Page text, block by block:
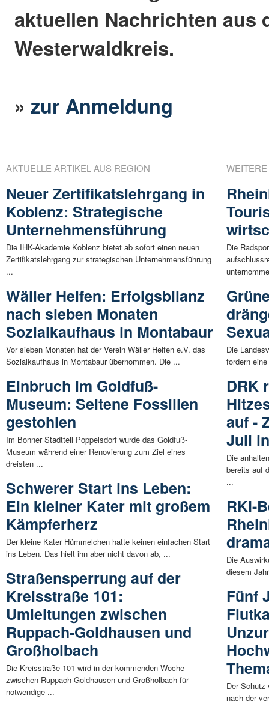
aktuellen Nachrichten aus
Westerwaldkreis.
»zur Anmeldung
AKTUELLE ARTIKEL AUS REGION
Neuer Zertifikatslehrgang in
Koblenz: Strategische
Unternehmensführung
Die IHK-Akademie Koblenz bietet ab sofort einen neuen
Zertifikatslehrgang zur strategischen Unternehmensführung
...
Wäller Helfen: Erfolgsbilanz
nach sieben Monaten
Sozialkaufhaus in Montabaur
Vor sieben Monaten hat der Verein Wäller Helfen e.V. das
Sozialkaufhaus in Montabaur übernommen. Die ...
Einbruch im Goldfuß-
Museum: Seltene Fossilien
gestohlen
Im Bonner Stadtteil Poppelsdorf wurde das Goldfuß-
Museum während einer Renovierung zum Ziel eines
dreisten ...
Schwerer Start ins Leben:
Ein kleiner Kater mit großem
Kämpferherz
Der kleine Kater Hümmelchen hatte keinen einfachen Start
ins Leben. Das hielt ihn aber nicht davon ab, ...
Straßensperrung auf der
Kreisstraße 101:
Umleitungen zwischen
Ruppach-Goldhausen und
Großholbach
Die Kreisstraße 101 wird in der kommenden Woche
zwischen Ruppach-Goldhausen und Großholbach für
notwendige ...
Die
Die
fordern
DRK
auf -
Juli
Die
bereits auf
...
RKI-
Die
diesem
Fünf
Der Schutz
nach der